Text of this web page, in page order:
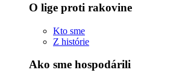
O lige proti rakovine
Kto sme
Z histórie
Ako sme hospodárili